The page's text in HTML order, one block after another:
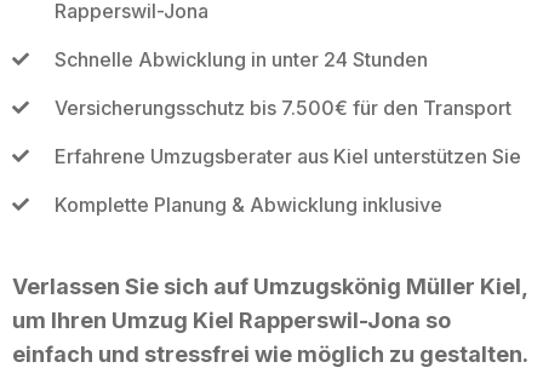
Rapperswil-Jona
Schnelle Abwicklung in unter 24 Stunden
Versicherungsschutz bis 7.500€ für den Transport
Erfahrene Umzugsberater aus Kiel unterstützen Sie
Komplette Planung & Abwicklung inklusive
Verlassen Sie sich auf Umzugskönig Müller Kiel,
um Ihren Umzug Kiel Rapperswil-Jona so
einfach und stressfrei wie möglich zu gestalten.